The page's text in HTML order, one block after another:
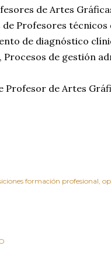
de Artes
Profesores técnicos
de diagnóstico
de gestión
de Artes
formación profesional